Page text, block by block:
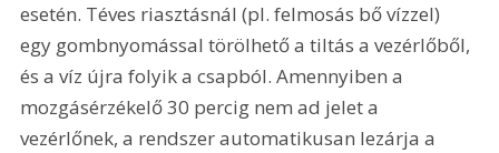
esetén. Téves riasztásnál (pl. felmosás bő vízzel)
egy gombnyomással törölhető a tiltás a vezérlőből,
és a víz újra folyik a csapból. Amennyiben a
mozgásérzékelő 30 percig nem ad jelet a
vezérlőnek, a rendszer automatikusan lezárja a